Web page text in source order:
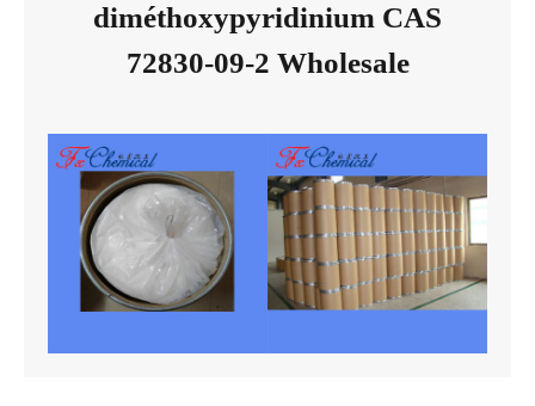
diméthoxypyridinium CAS
72830-09-2 Wholesale